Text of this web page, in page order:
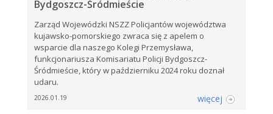
Bydgoszcz-Śródmieście
Zarząd Wojewódzki NSZZ Policjantów województwa
kujawsko-pomorskiego zwraca się z apelem o
wsparcie dla naszego Kolegi Przemysława,
funkcjonariusza Komisariatu Policji Bydgoszcz-
Śródmieście, który w październiku 2024 roku doznał
udaru.
2026.01.19 więcej